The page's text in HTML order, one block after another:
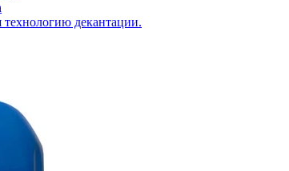
технологию декантации.